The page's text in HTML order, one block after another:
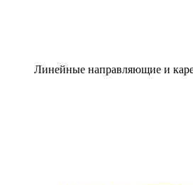
Линейные направляющие и